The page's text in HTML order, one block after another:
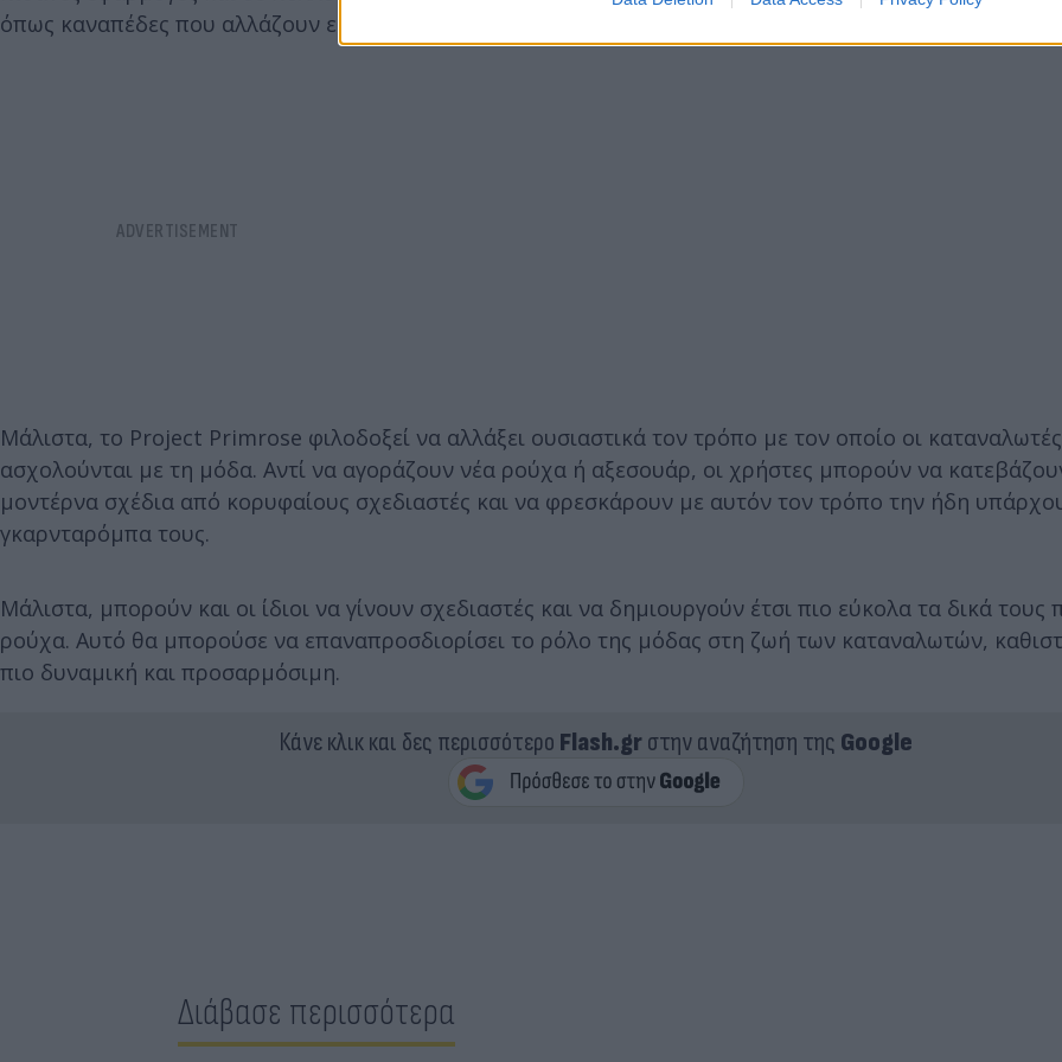
όπως καναπέδες που αλλάζουν εμφάνιση, μέχρι και διαδραστικά αξεσουάρ μόδας, όπως τσάντες.
Μάλιστα, το Project Primrose φιλοδοξεί να αλλάξει ουσιαστικά τον τρόπο με τον οποίο οι καταναλωτές
ασχολούνται με τη μόδα. Αντί να αγοράζουν νέα ρούχα ή αξεσουάρ, οι χρήστες μπορούν να
μοντέρνα σχέδια από κορυφαίους σχεδιαστές και να φρεσκάρουν με αυτόν τον τρόπο την ήδη
γκαρνταρόμπα τους.
Μάλιστα, μπορούν και οι ίδιοι να γίνουν σχεδιαστές και να δημιουργούν έτσι πιο εύκολα τα δικά
ρούχα. Αυτό θα μπορούσε να επαναπροσδιορίσει το ρόλο της μόδας στη ζωή των καταναλωτών,
πιο δυναμική και προσαρμόσιμη.
Κάνε κλικ και δες περισσότερο Flash.grστην αναζήτηση της Google
Διάβασε περισσότερα